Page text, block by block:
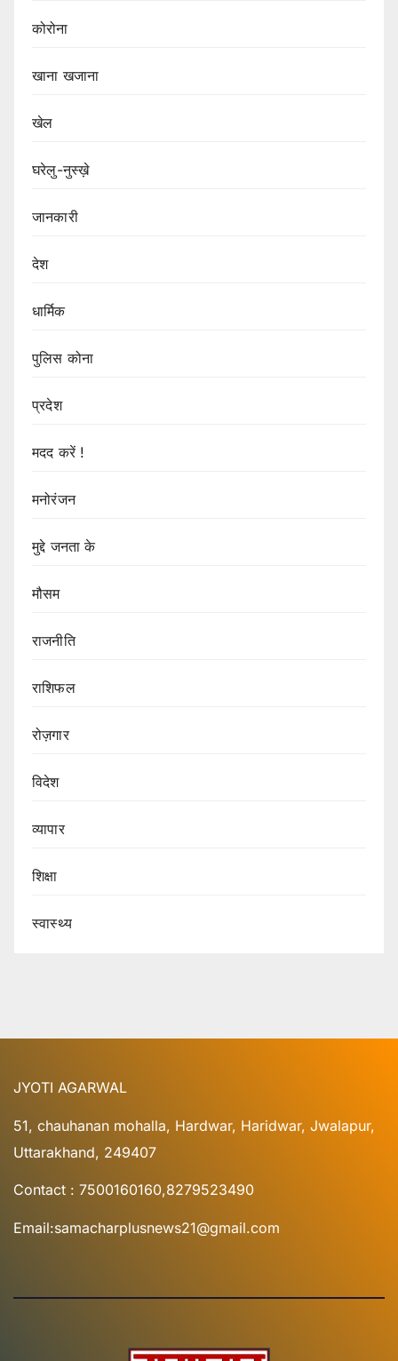
कोरोना
खाना खजाना
खेल
घरेलु-नुस्ख़े
जानकारी
देश
धार्मिक
पुलिस कोना
प्रदेश
मदद करें !
मनोरंजन
मुद्दे जनता के
मौसम
राजनीति
राशिफल
रोज़गार
विदेश
व्यापार
शिक्षा
स्वास्थ्य
JYOTI AGARWAL
51, chauhanan mohalla, Hardwar, Haridwar, Jwalapur,
Uttarakhand, 249407
Contact : 7500160160,8279523490
Email:samacharplusnews21@gmail.com